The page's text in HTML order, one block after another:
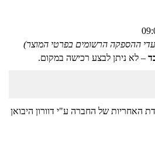
ההספקה הרשומים בפרטי המוצר)
– לא ניתן לבצע רכישה במקום.
האחריות של החברה ע"י דוורון היבואן